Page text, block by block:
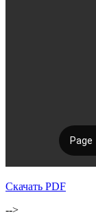
Скачать PDF
-->